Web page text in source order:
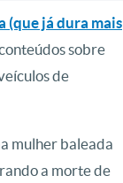
(que já dura mais
sobre
de
mulher baleada
a morte de